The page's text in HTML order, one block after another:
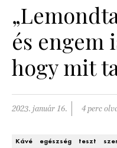
SZÉPSÉG
PSZICHÉ
ÉLETMÓD
PÁRKAPCSOLAT
és engem
hogy mit
2023. január 16. 4 perc
Kávé egészség teszt